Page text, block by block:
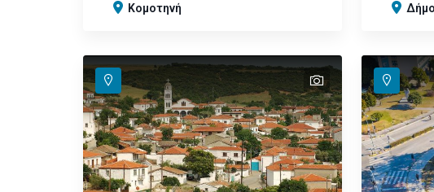
Κομοτηνή
text
text